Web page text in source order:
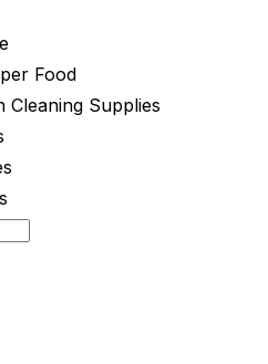
Food
Cleaning Supplies